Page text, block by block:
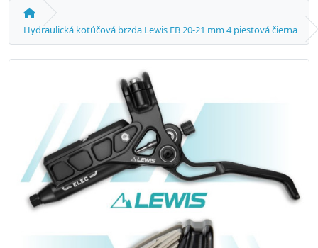
Hydraulická kotúčová brzda Lewis EB 20-21 mm 4 piestová čierna